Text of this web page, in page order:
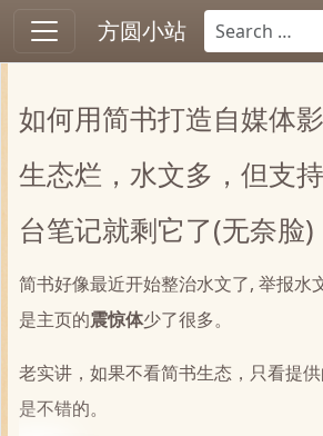
方圆小站
如何用简书打造自媒体
生态烂，水文多，但支
台笔记就剩它了(无奈脸)
简书好像最近开始整治水文了, 举报水
是主页的震惊体少了很多。
老实讲，如果不看简书生态，只看提
是不错的。